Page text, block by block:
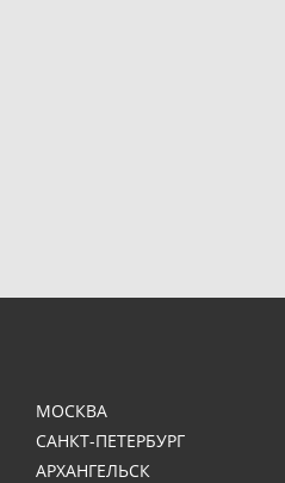
МОСКВА
САНКТ-ПЕТЕРБУРГ
АРХАНГЕЛЬСК